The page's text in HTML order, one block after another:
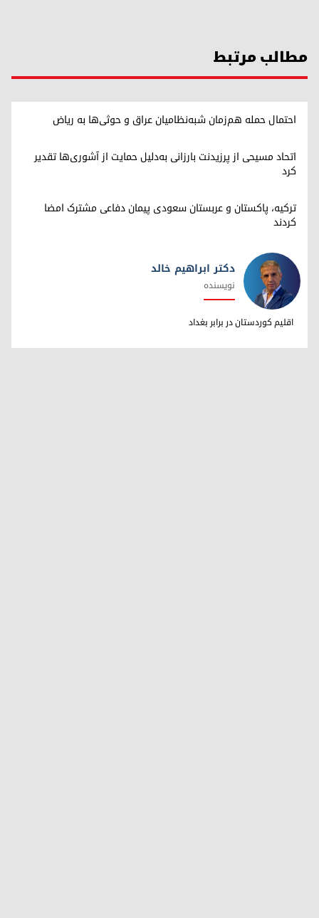
مطالب مرتبط
احتمال حمله هم‌زمان شبه‌نظامیان عراق و حوثی‌ها به ریاض
اتحاد مسیحی از پرزیدنت بارزانی به‌دلیل حمایت از آشوری‌ها تقدیر
کرد
ترکیه، پاکستان و عربستان سعودی پیمان دفاعی مشترک امضا
کردند
دکتر ابراهیم خالد
دکتر ابراهیم خالد
نویسنده
اقلیم کوردستان در برابر بغداد